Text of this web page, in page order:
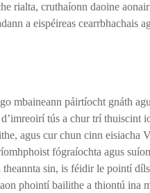
rialta, cruthaíonn daoine
a eispéireas cearrbhachais
mbaineann páirtíocht gnáth
tús a chur trí thuiscint
agus cur chun cinn eisiacha
fógraíochta agus
sin, is féidir le pointí
phointí bailithe a thiontú ina